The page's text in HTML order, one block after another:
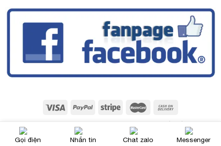
NinhBinhWeb.com
Gọi điện Nhắn tin Chat zalo Messenger